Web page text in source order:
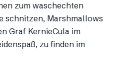
zum waschechten
schnitzen, Marshmallows
Graf KernieCula im
zu finden im